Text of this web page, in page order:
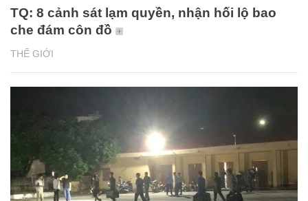
THẾ GIỚI
TQ: 8 cảnh sát lạm quyền, nhận hối lộ bao
che đám côn đồ